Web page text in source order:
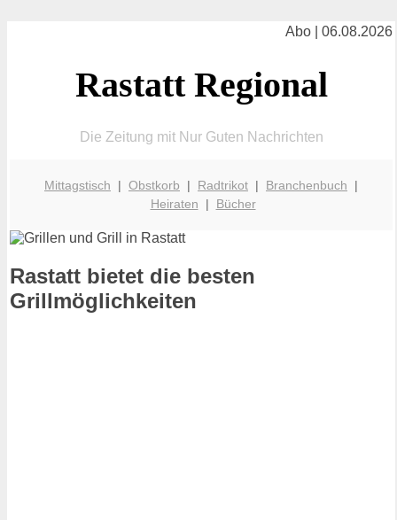
Abo | 06.08.2026
Rastatt Regional
Die Zeitung mit Nur Guten Nachrichten
Mittagstisch | Obstkorb | Radtrikot | Branchenbuch |
Heiraten | Bücher
Rastatt bietet die besten
Grillmöglichkeiten